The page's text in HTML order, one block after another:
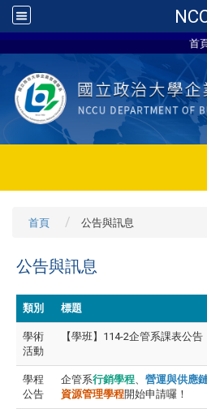
首
首頁 公告與訊息
公告與訊息
類別 標題
學術
活動
【學班】114-2企管系課表公告
學程
公告
企管系行銷學程 營運與供應
資源管理學程開始申請囉！